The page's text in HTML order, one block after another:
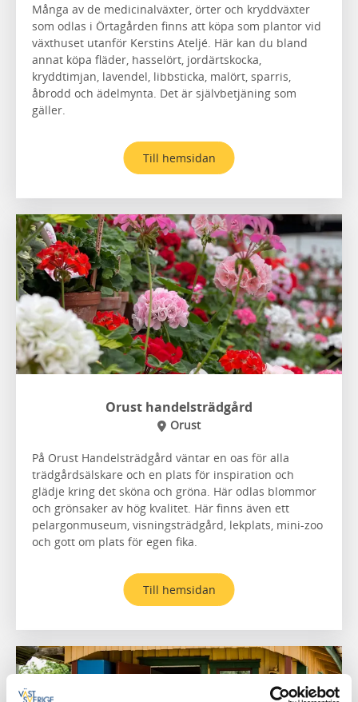
Många av de medicinalväxter, örter och kryddväxter
som odlas i Örtagården finns att köpa som plantor vid
växthuset utanför Kerstins Ateljé. Här kan du bland
annat köpa fläder, hasselört, jordärtskocka,
kryddtimjan, lavendel, libbsticka, malört, sparris,
åbrodd och ädelmynta. Det är självbetjäning som
gäller.
Till hemsidan
Orust handelsträdgård
Orust
På Orust Handelsträdgård väntar en oas för alla
trädgårdsälskare och en plats för inspiration och
glädje kring det sköna och gröna. Här odlas blommor
och grönsaker av hög kvalitet. Här finns även ett
pelargonmuseum, visningsträdgård, lekplats, mini-zoo
och gott om plats för egen fika.
Till hemsidan